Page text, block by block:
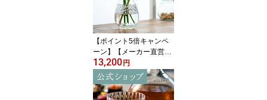
祝 贈答品 還暦祝 退職祝
父の日 母の日 敬老の日
【ポイント5倍キャンペ
ーン】【メーカー直営店
直営店限定販売】江戸切
子 カガミクリスタルKAG
AMI F714-2998＜しずく
＞一輪挿し 花瓶 クリア
13,200円